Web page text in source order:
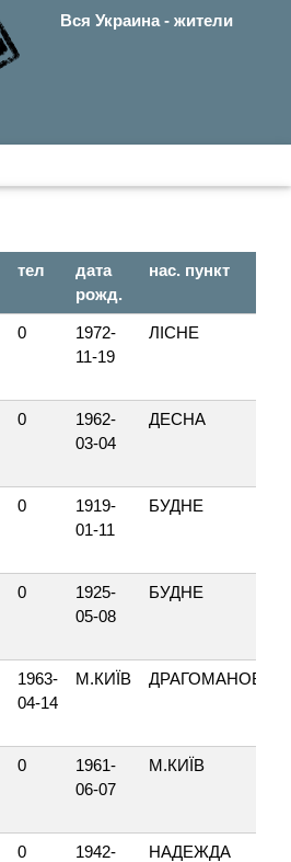
Вся Украина - жители
тел
дата
рожд.
нас. пункт
0
1972-
11-19
ЛІСНЕ
0
1962-
03-04
ДЕСНА
0
1919-
01-11
БУДНЕ
0
1925-
05-08
БУДНЕ
1963-
04-14
М.КИЇВ ДРАГОМАНОВА
0
1961-
06-07
М.КИЇВ
0
1942-
НАДЕЖДА